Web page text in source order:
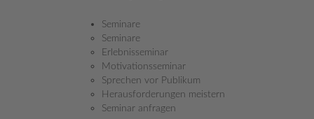
Seminare
Seminare
Erlebnisseminar
Motivationsseminar
Sprechen vor Publikum
Herausforderungen meistern
Seminar anfragen
DER BESTE DÜNGER FÜR IHRE PFLANZEN
IST GEDULD